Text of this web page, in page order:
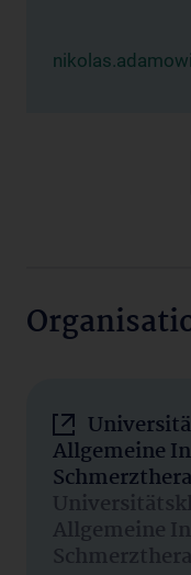
Allgemeine
Allgemeine